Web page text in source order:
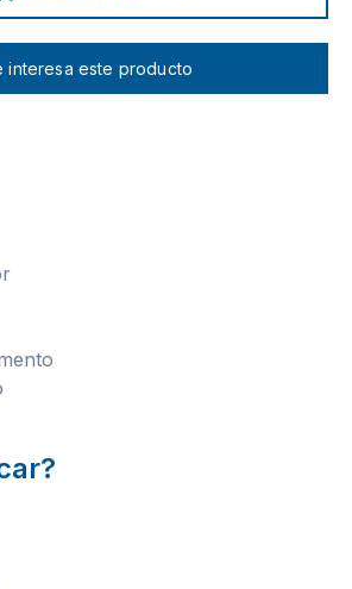
interesa este producto